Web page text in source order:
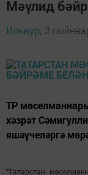
Мәүлид
Ильнур, 3
ТР
хәзрәт
яшәүчеләргә
"Татарстан